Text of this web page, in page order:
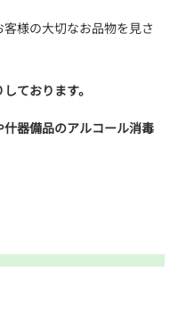
様の大切なお品物を見さ
ております。
器備品のアルコール消毒